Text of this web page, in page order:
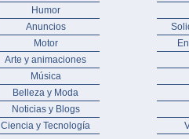
Humor
Anuncios
Motor
Arte y animaciones
Música
Belleza y Moda
Noticias y Blogs
Ciencia y Tecnología